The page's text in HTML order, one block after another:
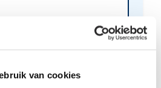
van cookies